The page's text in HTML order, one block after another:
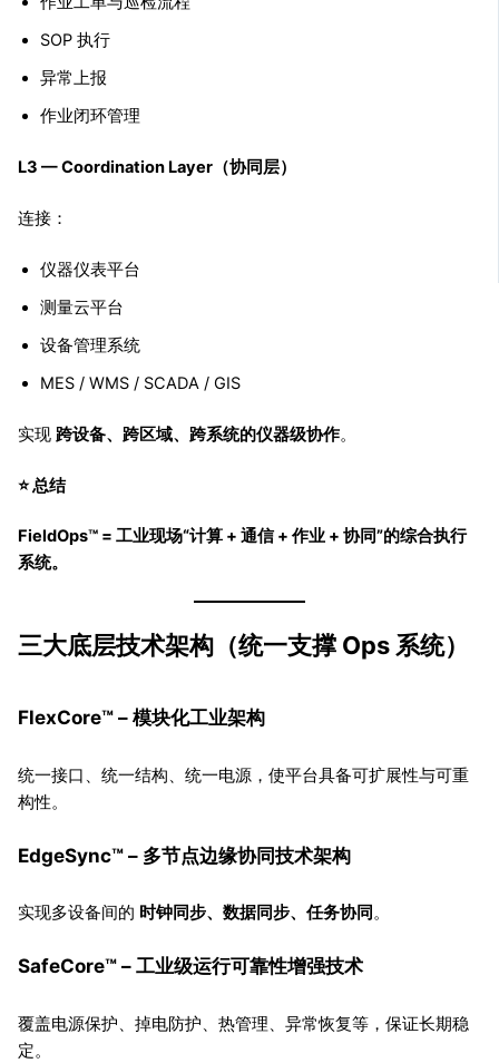
SOP 执行
异常上报
作业闭环管理
L3 — Coordination Layer（协同层）
连接：
仪器仪表平台
测量云平台
设备管理系统
MES / WMS / SCADA / GIS
实现 跨设备、跨区域、跨系统的仪器级协作。
⭐ 总结
FieldOps™ = 工业现场“计算 + 通信 + 作业 + 协同”的综合执行
系统。
三大底层技术架构（统一支撑 Ops 系统）
FlexCore™ – 模块化工业架构
统一接口、统一结构、统一电源，使平台具备可扩展性与可重
构性。
EdgeSync™ – 多节点边缘协同技术架构
实现多设备间的 时钟同步、数据同步、任务协同。
SafeCore™ – 工业级运行可靠性增强技术
覆盖电源保护、掉电防护、热管理、异常恢复等，保证长期稳
定。